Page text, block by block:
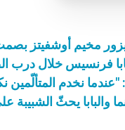
فرنسيس خلال درب